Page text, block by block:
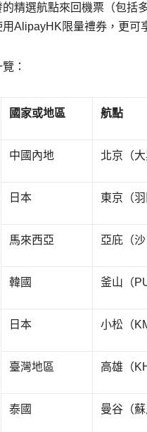
精選航點來回機票（包括
AlipayHK限量禮券，更可
：
國家或地區 航點
中國內地 北京（
日本 東京（羽
馬來西亞 亞庇（
韓國 釜山（
日本 小松（
臺灣地區 高雄（
泰國 曼谷（